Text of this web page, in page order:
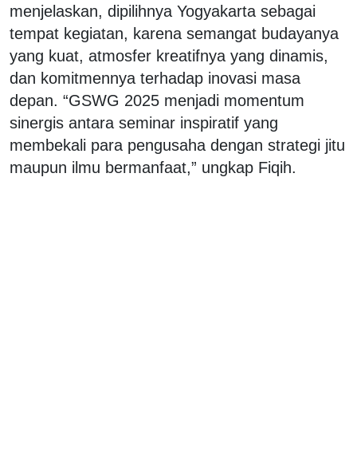
menjelaskan, dipilihnya Yogyakarta sebagai
tempat kegiatan, karena semangat budayanya
yang kuat, atmosfer kreatifnya yang dinamis,
dan komitmennya terhadap inovasi masa
depan. “GSWG 2025 menjadi momentum
sinergis antara seminar inspiratif yang
membekali para pengusaha dengan strategi jitu
maupun ilmu bermanfaat,” ungkap Fiqih.